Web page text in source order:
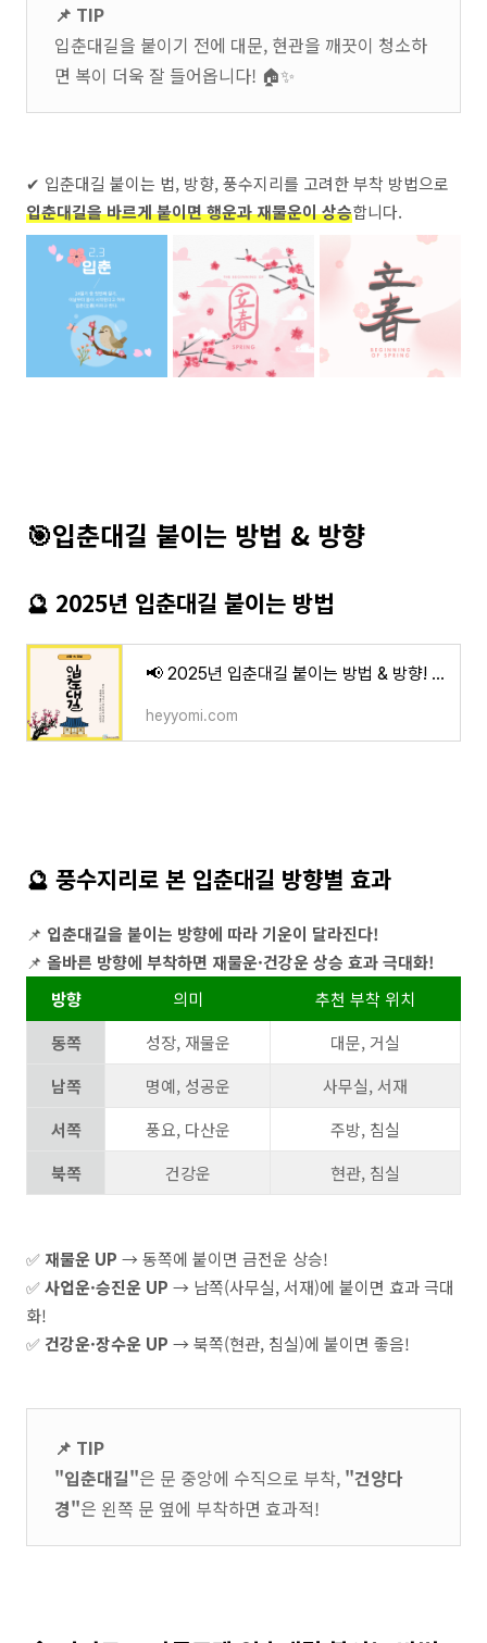
📌 TIP
입춘대길을 붙이기 전에 대문, 현관을 깨끗이 청소하
면 복이 더욱 잘 들어옵니다! 🏠✨
✔ 입춘대길 붙이는 법, 방향, 풍수지리를 고려한 부착 방법으로
입춘대길을 바르게 붙이면 행운과 재물운이 상승합니다.
🎯입춘대길 붙이는 방법 & 방향
🔮 2025년 입춘대길 붙이는 방법
📢 2025년 입춘대길 붙이는 방법 & 방향! 행운을 부르는 풍수 인테리어 꿀팁
heyyomi.com
🔮 풍수지리로 본 입춘대길 방향별 효과
📌 입춘대길을 붙이는 방향에 따라 기운이 달라진다!
📌 올바른 방향에 부착하면 재물운·건강운 상승 효과 극대화!
방향
의미
추천 부착 위치
동쪽
성장, 재물운
대문, 거실
남쪽
명예, 성공운
사무실, 서재
서쪽
풍요, 다산운
주방, 침실
북쪽
건강운 현관, 침실
✅ 재물운 UP → 동쪽에 붙이면 금전운 상승!
✅사업운·승진운 UP → 남쪽(사무실, 서재)에 붙이면 효과 극대
화!
✅ 건강운·장수운 UP → 북쪽(현관, 침실)에 붙이면 좋음!
📌 TIP
"입춘대길"은 문 중앙에 수직으로 부착, "건양다
경"은 왼쪽 문 옆에 부착하면 효과적!